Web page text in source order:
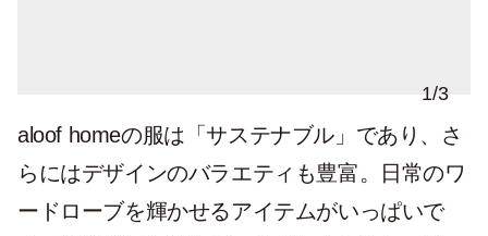
1/3
aloof homeの服は「サステナブル」であり、さ
らにはデザインのバラエティも豊富。日常のワ
ードローブを輝かせるアイテムがいっぱいで